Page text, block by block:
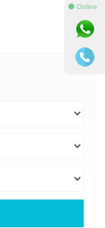
⚫ Online